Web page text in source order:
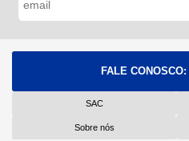
FALE CONOSCO:
SAC
Sobre nós